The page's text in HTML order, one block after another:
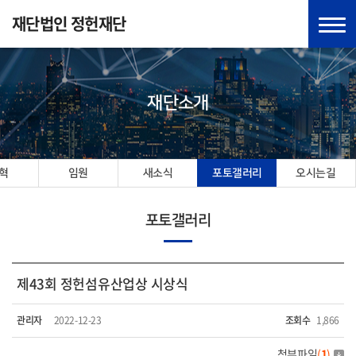
재단법인 정헌재단
재단소개
임원 새소식 포토갤러리 오시는길
포토갤러리
제43회 정헌섬유산업상 시상식
관리자 2022-12-23 조회수 1,866